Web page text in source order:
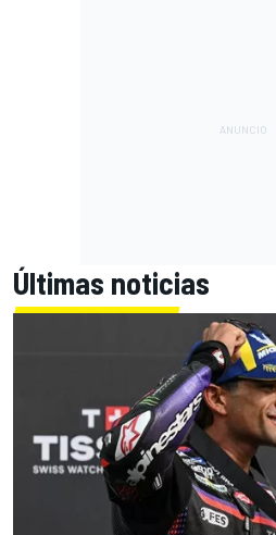
Últimas noticias